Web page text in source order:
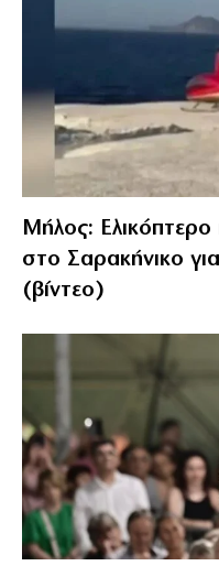
Μήλος: Ελικόπτερο
στο Σαρακήνικο
(βίντεο)